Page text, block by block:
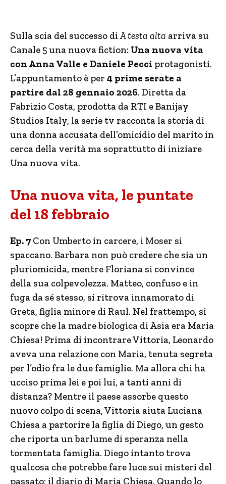
Sulla scia del successo diA testa alta arriva su
Canale 5 una nuova fiction: Una nuova vita
con Anna Valle e Daniele Pecci protagonisti.
L’appuntamento è per 4 prime serate a
partire dal 28 gennaio 2026. Diretta da
Fabrizio Costa, prodotta da RTI e Banijay
Studios Italy, la serie tv racconta la storia di
una donna accusata dell’omicidio del marito in
cerca della verità ma soprattutto di iniziare
Una nuova vita.
Una nuova vita, le puntate
del 18 febbraio
Ep. 7 Con Umberto in carcere, i Moser si
spaccano. Barbara non può credere che sia un
pluriomicida, mentre Floriana si convince
della sua colpevolezza. Matteo, confuso e in
fuga da sé stesso, si ritrova innamorato di
Greta, figlia minore di Raul. Nel frattempo, si
scopre che la madre biologica di Asia era Maria
Chiesa! Prima di incontrare Vittoria, Leonardo
aveva una relazione con Maria, tenuta segreta
per l’odio fra le due famiglie. Ma allora chi ha
ucciso prima lei e poi lui, a tanti anni di
distanza? Mentre il paese assorbe questo
nuovo colpo di scena, Vittoria aiuta Luciana
Chiesa a partorire la figlia di Diego, un gesto
che riporta un barlume di speranza nella
tormentata famiglia. Diego intanto trova
qualcosa che potrebbe fare luce sui misteri del
passato: il diario di Maria Chiesa. Quando lo